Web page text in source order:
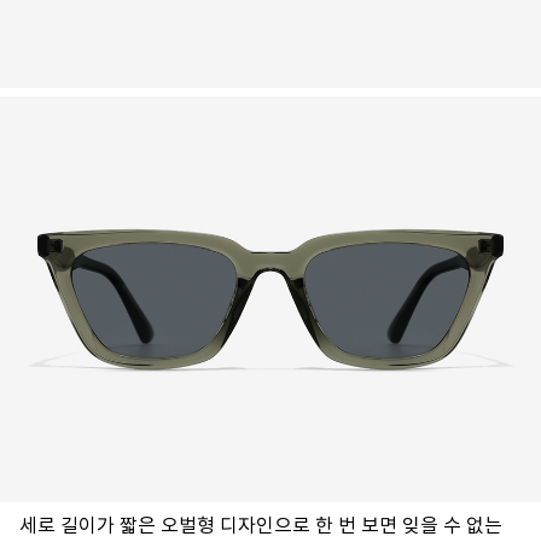
세로 길이가 짧은 오벌형 디자인으로 한 번 보면 잊을 수 없는